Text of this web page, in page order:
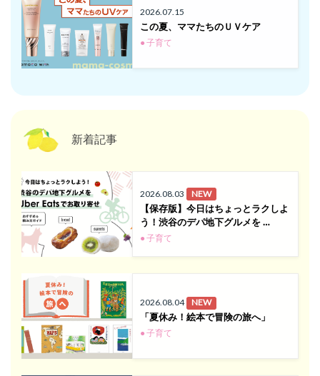
2026.07.15
この夏、ママたちのＵＶケア
● 子育て
新着記事
2026.08.03 NEW
【保存版】今日はちょっとラクしよ
う！渋谷のデパ地下グルメを …
● 子育て
2026.08.04 NEW
「夏休み！絵本で冒険の旅へ」
● 子育て